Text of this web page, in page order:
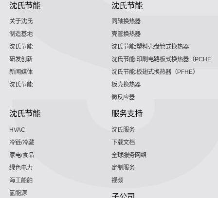
沈氏节能
关于沈氏
制造基地
沈氏节能
研发创新
新闻媒体
沈氏节能
沈氏节能
同轴换热器
壳管换热器
沈氏节能:塑料壳盘管式换热器
沈氏节能:印刷电路板式换热器（PCHE）
沈氏节能:板翅式换热器（PFHE）
板壳换热器
微反应器
沈氏节能
HVAC
冷链/冷藏
家电/食品
绿色电力
海工船舶
氢能源
服务支持
沈氏服务
下载文档
全球服务网络
定制服务
视频